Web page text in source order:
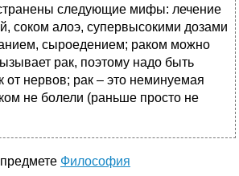
следующие мифы: лечение
соком алоэ, супервысокими дозами
сыроедением; раком можно
рак, поэтому надо быть
от нервов; рак – это неминуемая
не болели (раньше просто не
Философия